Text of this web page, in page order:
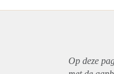
Op deze